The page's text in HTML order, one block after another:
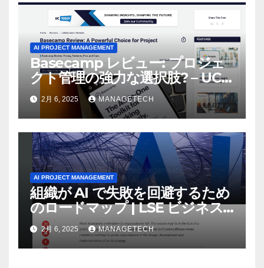
AI PROJECT MANAGEMENT
Basecamp レビュー: プロジェ
クト管理の強力な選択肢? – UC
Today
2月 6, 2025 MANAGETECH
AI PROJECT MANAGEMENT
組織が AI で失敗を回避するため
のロードマップ | LSE ビジネス
レビュー
2月 6, 2025 MANAGETECH